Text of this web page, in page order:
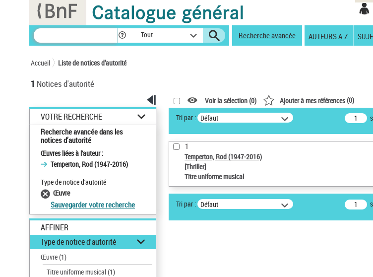
Tout Recherche avancée AUTEURS A-Z
Accueil Liste de notices d’autorité
1 Notices d'autorité
VOTRE RECHERCHE
Recherche avancée dans les
notices d’autorité
Œuvres liées à l'auteur :
Temperton, Rod (1947-2016)
Type de notice d'autorité
Œuvre
Sauvegarder votre recherche
AFFINER
Type de notice d'autorité
Œuvre(1)
Titre uniforme musical(1)
Voir la sélection (0) Ajouter à mes références(0)
Tri par : Défaut
1
Temperton, Rod (1947-2016)
[Thriller]
Titre uniforme musical
Tri par : Défaut
Panneau de gestion des cookies